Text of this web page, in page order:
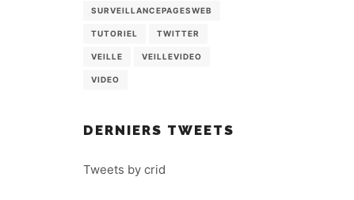
SURVEILLANCEPAGESWEB
TUTORIEL TWITTER
VEILLE VEILLEVIDEO
VIDEO
DERNIERS TWEETS
Tweets by crid